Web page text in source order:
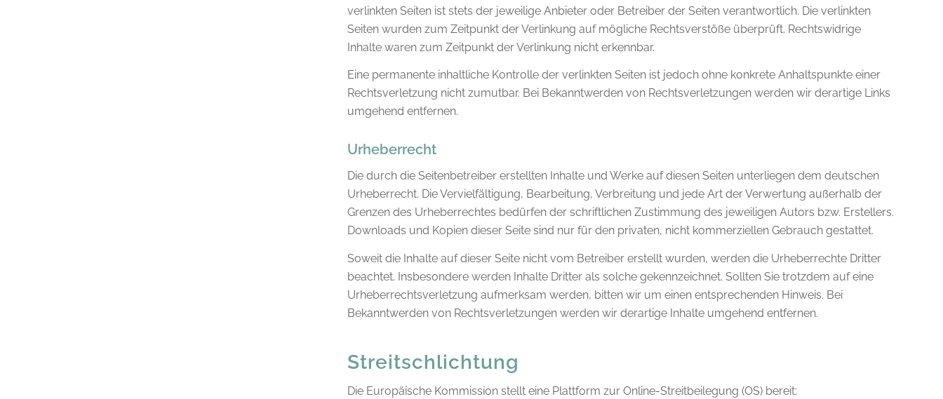
verlinkten Seiten ist stets der jeweilige Anbieter oder Betreiber der Seiten verantwortlich. Die verlinkten
Seiten wurden zum Zeitpunkt der Verlinkung auf mögliche Rechtsverstöße überprüft. Rechtswidrige
Inhalte waren zum Zeitpunkt der Verlinkung nicht erkennbar.
Eine permanente inhaltliche Kontrolle der verlinkten Seiten ist jedoch ohne konkrete Anhaltspunkte einer
Rechtsverletzung nicht zumutbar. Bei Bekanntwerden von Rechtsverletzungen werden wir derartige Links
umgehend entfernen.
Urheberrecht
Die durch die Seitenbetreiber erstellten Inhalte und Werke auf diesen Seiten unterliegen dem deutschen
Urheberrecht. Die Vervielfältigung, Bearbeitung, Verbreitung und jede Art der Verwertung außerhalb der
Grenzen des Urheberrechtes bedürfen der schriftlichen Zustimmung des jeweiligen Autors bzw. Erstellers.
Downloads und Kopien dieser Seite sind nur für den privaten, nicht kommerziellen Gebrauch gestattet.
Soweit die Inhalte auf dieser Seite nicht vom Betreiber erstellt wurden, werden die Urheberrechte Dritter
beachtet. Insbesondere werden Inhalte Dritter als solche gekennzeichnet. Sollten Sie trotzdem auf eine
Urheberrechtsverletzung aufmerksam werden, bitten wir um einen entsprechenden Hinweis. Bei
Bekanntwerden von Rechtsverletzungen werden wir derartige Inhalte umgehend entfernen.
Streitschlichtung
Die Europäische Kommission stellt eine Plattform zur Online-Streitbeilegung (OS) bereit: